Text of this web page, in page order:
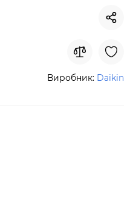
Виробник: Daikin